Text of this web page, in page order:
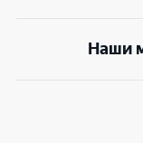
Наши